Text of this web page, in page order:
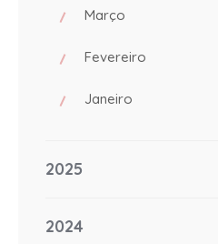
Março
Fevereiro
Janeiro
2025
2024